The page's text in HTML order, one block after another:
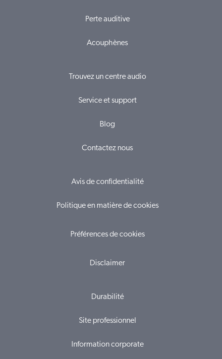
Perte auditive
Acouphènes
Trouvez un centre audio
Service et support
Blog
Contactez nous
Avis de confidentialité
Politique en matière de cookies
Préférences de cookies
Disclaimer
Durabilité
Site professionnel
Information corporate